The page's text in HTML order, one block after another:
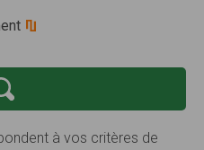
à vos critères de